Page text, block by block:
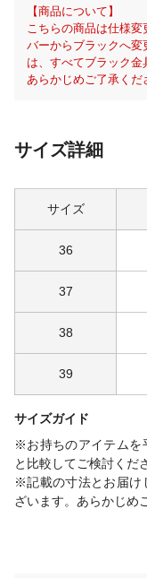
【商品について】
こちらの商品は仕様
バーからブラックへ変
は、すべてブラック金
あらかじめご了承くだ
サイズ詳細
サイズ
36
37
38
39
サイズガイド
※お持ちのアイテムを
と比較してご検討くだ
※記載の寸法とお届け
ざいます。あらかじめ